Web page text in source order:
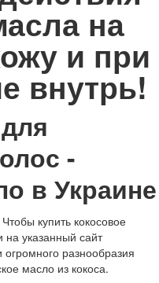
на
и при
внутрь!
-
в Украине
Чтобы купить кокосовое
на указанный сайт
разнообразия
масло из кокоса.